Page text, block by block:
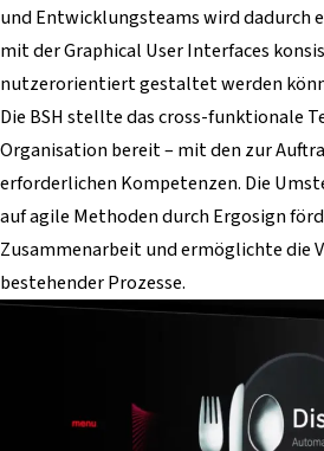
und Entwicklungsteams wird dadurch
mit der Graphical User Interfaces
nutzerorientiert gestaltet werden
Die BSH stellte das cross-funktionale
Organisation bereit – mit den zur
erforderlichen Kompetenzen. Die
auf agile Methoden durch Ergosign
Zusammenarbeit und ermöglichte die
bestehender Prozesse.